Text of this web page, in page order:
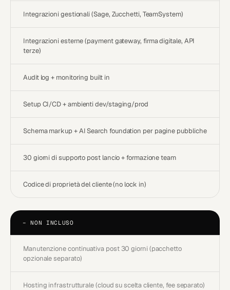
− NON INCLUSO
Manutenzione continuativa post 30 giorni (pacchetto
opzionale separato)
Hosting infrastrutturale (cloud su scelta cliente, fee separato)
Integrazioni gestionali (Sage, Zucchetti, TeamSystem)
Integrazioni esterne (payment gateway, firma digitale, API
terze)
Audit log + monitoring built in
Setup CI/CD + ambienti dev/staging/prod
Schema markup + AI Search foundation per pagine pubbliche
30 giorni di supporto post lancio + formazione team
Codice di proprietà del cliente (no lock in)